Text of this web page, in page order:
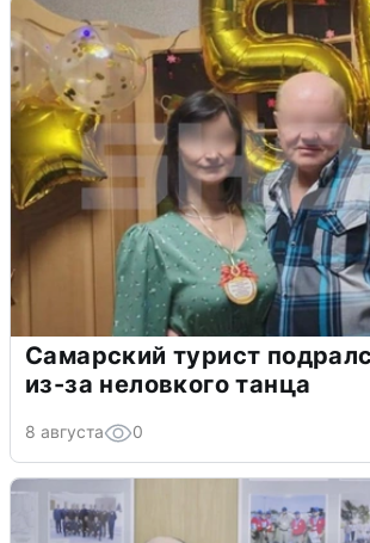
Самарский турист
из-за неловкого танца
8 августа 0